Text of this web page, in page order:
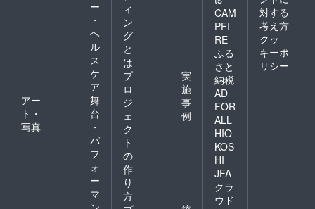
ー
・
ヘ
ル
ス
ケ
ア
アー
ト・
写真
舞
台
・
パ
フ
ォ
ー
マ
ィ
ン
グ
と
は
プ
ロ
ジ
ェ
ク
ト
の
作
り
方
実
施
事
例
CAM
PFI
RE
ふる
さと
納税
AD
FOR
ALL
HIO
KOS
HI
JFA
クラ
ウド
対する
考え方
クッ
キーポ
リシー